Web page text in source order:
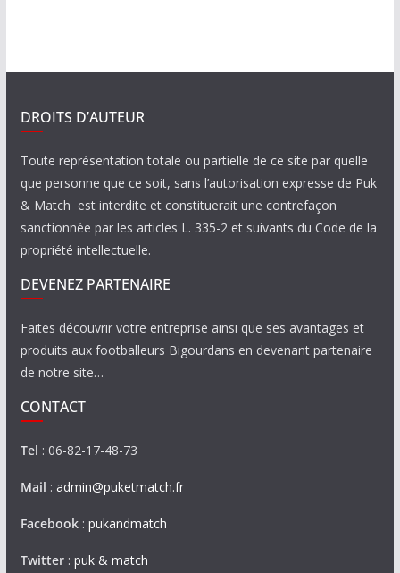
DROITS D’AUTEUR
Toute représentation totale ou partielle de ce site par quelle
que personne que ce soit, sans l’autorisation expresse de Puk
& Match est interdite et constituerait une contrefaçon
sanctionnée par les articles L. 335-2 et suivants du Code de la
propriété intellectuelle.
DEVENEZ PARTENAIRE
Faites découvrir votre entreprise ainsi que ses avantages et
produits aux footballeurs Bigourdans en devenant partenaire
de notre site…
CONTACT
Tel : 06-82-17-48-73
Mail : admin@puketmatch.fr
Facebook: pukandmatch
Twitter: puk & match